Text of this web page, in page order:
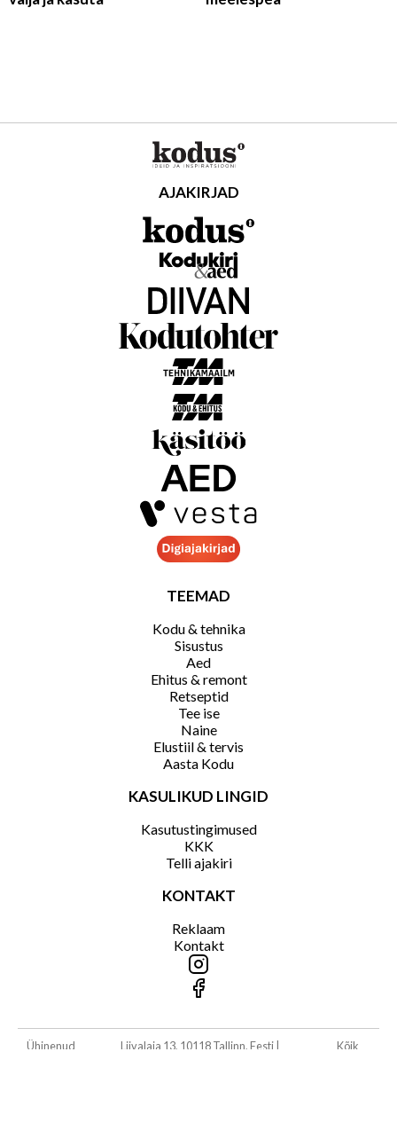
AJAKIRJAD
TEEMAD
Kodu & tehnika
Sisustus
Aed
Ehitus & remont
Retseptid
Tee ise
Naine
Elustiil & tervis
Aasta Kodu
KASULIKUD LINGID
Kasutustingimused
KKK
Telli ajakiri
KONTAKT
Reklaam
Kontakt
Ühinenud
Liivalaia 13, 10118 Tallinn, Eesti|
Kõik